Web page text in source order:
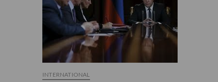
Jeudi
6
décembre
2018
de
19
à
heures
INTERNATIONAL